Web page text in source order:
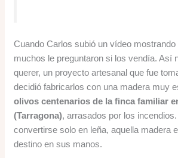
Cuando Carlos subió un vídeo mostrando
muchos le preguntaron si los vendía. Así
querer, un proyecto artesanal que fue
decidió fabricarlos con una madera muy
olivos centenarios de la finca familiar
(Tarragona), arrasados por los
convertirse solo en leña, aquella madera
destino en sus manos.